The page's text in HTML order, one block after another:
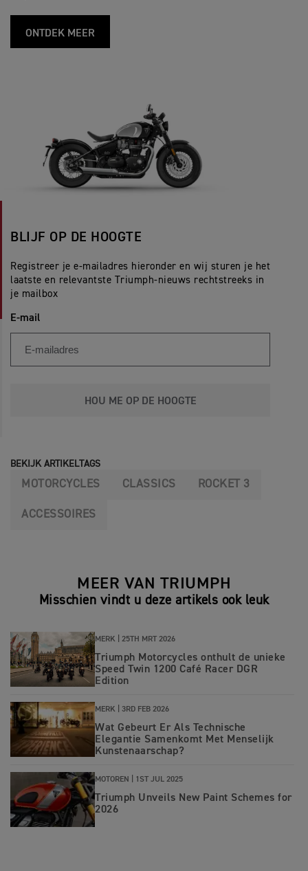
ONTDEK MEER
BLIJF OP DE HOOGTE
Registreer je e-mailadres hieronder en wij sturen je het
laatste en relevantste Triumph-nieuws rechtstreeks in
je mailbox
E-mail
HOU ME OP DE HOOGTE
BEKIJK ARTIKELTAGS
MOTORCYCLES CLASSICS ROCKET 3
ACCESSOIRES
MEER VAN TRIUMPH
Misschien vindt u deze artikels ook leuk
MERK | 25TH MRT 2026
Triumph Motorcycles onthult de unieke
Speed Twin 1200 Café Racer DGR
Edition
MERK | 3RD FEB 2026
Wat Gebeurt Er Als Technische
Elegantie Samenkomt Met Menselijk
Kunstenaarschap?
MOTOREN | 1ST JUL 2025
Triumph Unveils New Paint Schemes for
2026